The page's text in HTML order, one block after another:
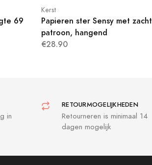
69
Kerst
Papieren ster Sensy met zacht
patroon, hangend
€28.90
in
RETOURMOGELIJKHEDEN
Retourneren is minimaal 14
dagen mogelijk